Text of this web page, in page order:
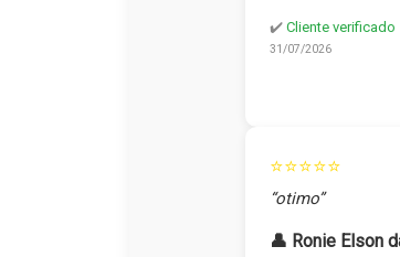
✔️ Cliente verificado
31/07/2026
⭐⭐⭐⭐⭐
“otimo”
👤 Ronie Elson